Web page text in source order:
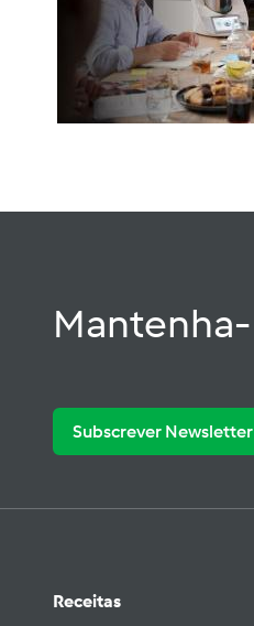
Mantenha-
Subscrever Newsletter
Receitas